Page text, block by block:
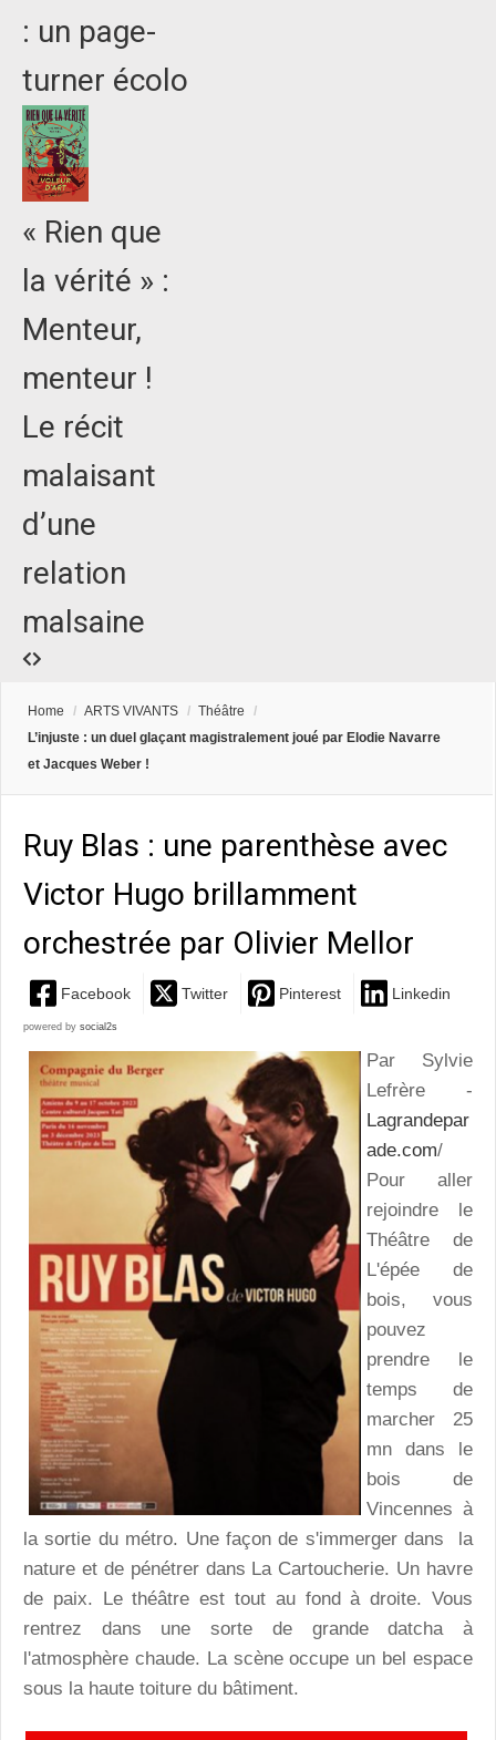
: un page-
turner écolo
« Rien que
la vérité » :
Menteur,
menteur !
Le récit
malaisant
d’une
relation
malsaine
Home / ARTS VIVANTS / Théâtre
/
L’injuste : un duel glaçant magistralement joué par Elodie Navarre
et Jacques Weber !
Ruy Blas : une parenthèse avec
Victor Hugo brillamment
orchestrée par Olivier Mellor
Facebook Twitter Pinterest Linkedin
powered by social2s
Par Sylvie
Lefrère -
Lagrandepar
ade.com/
Pour aller
rejoindre le
Théâtre de
L'épée de
bois, vous
pouvez
prendre le
temps de
marcher 25
mn dans le
bois de
Vincennes à
la sortie du métro. Une façon de s'immerger dans la
nature et de pénétrer dans La Cartoucherie. Un havre
de paix. Le théâtre est tout au fond à droite. Vous
rentrez dans une sorte de grande datcha à
l'atmosphère chaude. La scène occupe un bel espace
sous la haute toiture du bâtiment.